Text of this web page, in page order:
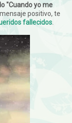
"Cuando yo me
positivo, te
fallecidos